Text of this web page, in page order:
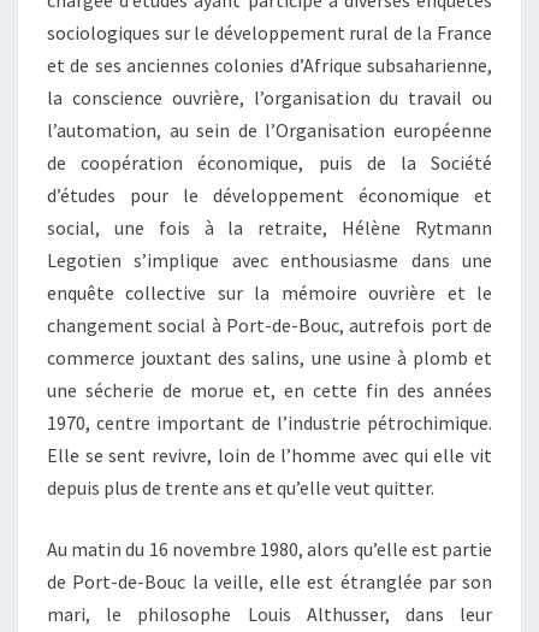
sociologiques sur le développement rural de la France
et de ses anciennes colonies d’Afrique subsaharienne,
la conscience ouvrière, l’organisation du travail ou
l’automation, au sein de l’Organisation européenne
de coopération économique, puis de la Société
d’études pour le développement économique et
social, une fois à la retraite, Hélène Rytmann
Legotien s’implique avec enthousiasme dans une
enquête collective sur la mémoire ouvrière et le
changement social à Port-de-Bouc, autrefois port de
commerce jouxtant des salins, une usine à plomb et
une sécherie de morue et, en cette fin des années
1970, centre important de l’industrie pétrochimique.
Elle se sent revivre, loin de l’homme avec qui elle vit
depuis plus de trente ans et qu’elle veut quitter.
Au matin du 16 novembre 1980, alors qu’elle est partie
de Port-de-Bouc la veille, elle est étranglée par son
mari, le philosophe Louis Althusser, dans leur